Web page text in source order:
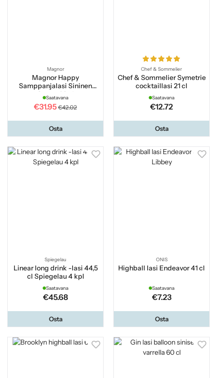
Magnor
Magnor Happy
Samppanjalasi Sininen
Coupe 28 cl
Saatavana
€31.95 €42.02
Osta
Chef & Sommelier
Chef & Sommelier Symetrie
cocktaillasi 21 cl
Saatavana
€12.72
Osta
Spiegelau
Linear long drink -lasi 44,5
cl Spiegelau 4 kpl
Saatavana
€45.68
Osta
ONIS
Highball lasi Endeavor 41 cl
Saatavana
€7.23
Osta